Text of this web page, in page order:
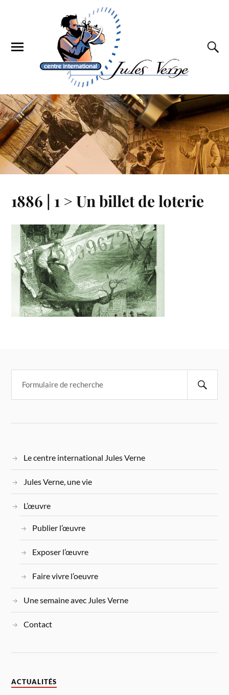
1886 | 1 > Un billet de loterie
Le centre international Jules Verne
Jules Verne, une vie
L’œuvre
Publier l’œuvre
Exposer l’œuvre
Faire vivre l’oeuvre
Une semaine avec Jules Verne
Contact
ACTUALITÉS